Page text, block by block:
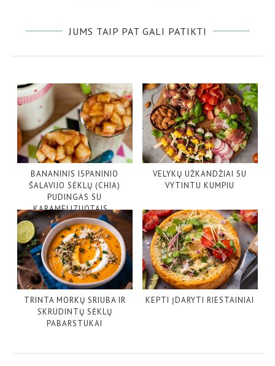
JUMS TAIP PAT GALI PATIKTI
BANANINIS ISPANINIO
ŠALAVIJO SĖKLŲ (CHIA)
PUDINGAS SU
KARAMELIZUOTAIS...
VELYKŲ UŽKANDŽIAI SU
VYTINTU KUMPIU
TRINTA MORKŲ SRIUBA IR
SKRUDINTŲ SĖKLŲ
PABARSTUKAI
KEPTI ĮDARYTI RIESTAINIAI